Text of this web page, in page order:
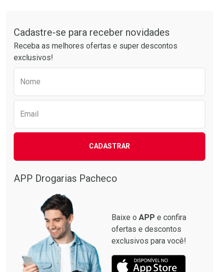
Por R$ 34,39/cada
Por R$ 61,55/cada
Cadastre-se para receber novidades
Receba as melhores ofertas e super descontos
exclusivos!
Nome
Email
CADASTRAR
APP Drogarias Pacheco
Baixe o APP e confira
ofertas e descontos
exclusivos para você!